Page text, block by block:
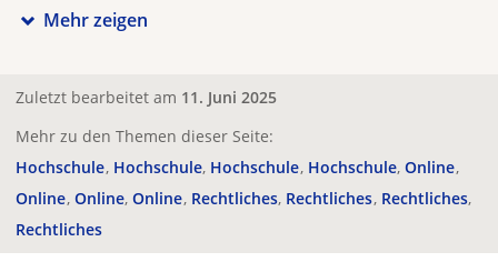
Mehr zeigen
Zuletzt bearbeitet am 11. Juni 2025
Mehr zu den Themen dieser Seite:
Hochschule Hochschule Hochschule Hochschule Online
Online Online Online Rechtliches Rechtliches Rechtliches
Rechtliches